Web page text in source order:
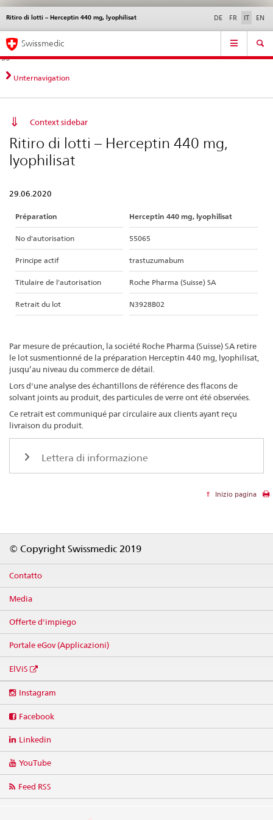
Navigazione
diretta:
novità,
aspetti
contatto
Novità &
norme
Contatto | Supporto &
aiuto
Ritiro di lotti – Herceptin 440 mg, lyophilisat DE FR IT EN
Service
Navigation
Swissmedic
Unternavigation
Context sidebar
Ritiro di lotti – Herceptin 440 mg,
lyophilisat
29.06.2020
Préparation Herceptin 440 mg, lyophilisat
No d'autorisation 55065
Principe actif trastuzumabum
Titulaire de l'autorisation Roche Pharma (Suisse) SA
Retrait du lot N3928B02
Par mesure de précaution, la société Roche Pharma (Suisse) SA retire
le lot susmentionné de la préparation Herceptin 440 mg, lyophilisat,
jusqu’au niveau du commerce de détail.
Lors d'une analyse des échantillons de référence des flacons de
solvant joints au produit, des particules de verre ont été observées.
Ce retrait est communiqué par circulaire aux clients ayant reçu
livraison du produit.
Lettera di informazione
Inizio pagina
© Copyright Swissmedic 2019
Contatto
Media
Offerte d'impiego
Portale eGov (Applicazioni)
ElViS
media
Instagram
Facebook
Linkedin
YouTube
Feed RSS